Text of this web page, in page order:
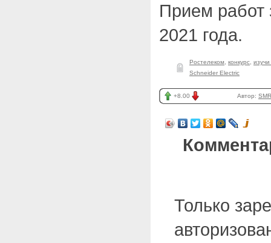
Прием работ
2021 года.
Ростелеком конкурс
Schneider Electric
+8.00 Автор:
Только